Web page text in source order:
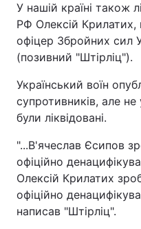
У нашій країні також
РФ Олексій Крилатих,
офіцер Збройних сил
(позивний "Штірліц").
Український воїн
супротивників, але
були ліквідовані.
"...В'ячеслав Єсипов
офіційно
Олексій Крилатих
офіційно
написав "Штірліц".